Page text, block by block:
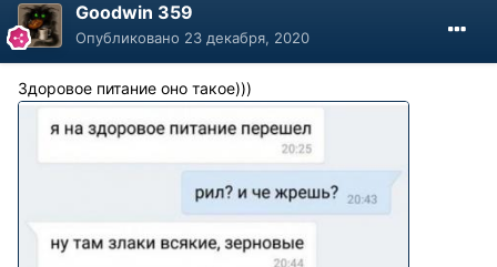
Goodwin 359
Опубликовано 23 декабря, 2020
Здоровое питание оно такое)))